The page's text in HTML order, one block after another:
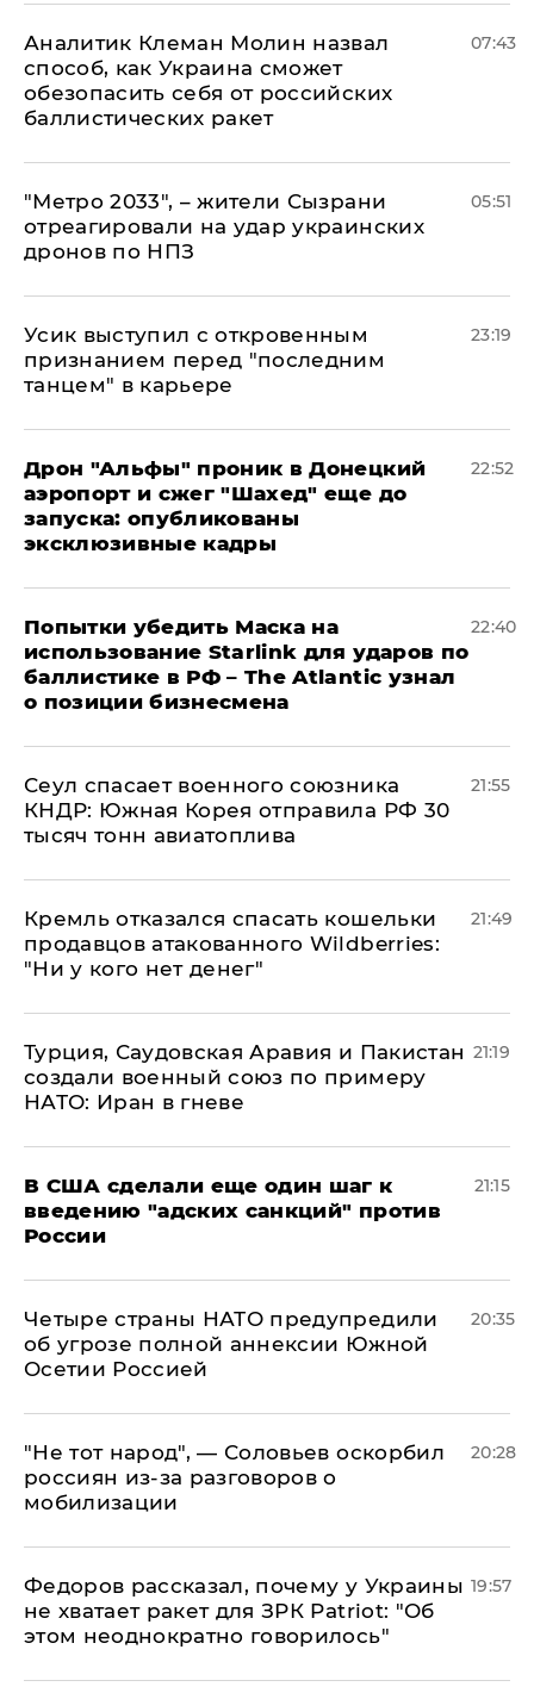
Аналитик Клеман Молин назвал
способ, как Украина сможет
обезопасить себя от российских
баллистических ракет
07:43
"Метро 2033", – жители Сызрани
отреагировали на удар украинских
дронов по НПЗ
05:51
Усик выступил с откровенным
признанием перед "последним
танцем" в карьере
23:19
Дрон "Альфы" проник в Донецкий
аэропорт и сжег "Шахед" еще до
запуска: опубликованы
эксклюзивные кадры
22:52
Попытки убедить Маска на
использование Starlink для ударов по
баллистике в РФ – The Atlantic узнал
о позиции бизнесмена
22:40
​Сеул спасает военного союзника
КНДР: Южная Корея отправила РФ 30
тысяч тонн авиатоплива
21:55
Кремль отказался спасать кошельки
продавцов атакованного Wildberries:
"Ни у кого нет денег"
21:49
Турция, Саудовская Аравия и Пакистан
создали военный союз по примеру
НАТО: Иран в гневе
21:19
В США сделали еще один шаг к
введению "адских санкций" против
России
21:15
Четыре страны НАТО предупредили
об угрозе полной аннексии Южной
Осетии Россией
20:35
​"Не тот народ", — Соловьев оскорбил
россиян из-за разговоров о
мобилизации
20:28
Федоров рассказал, почему у Украины
не хватает ракет для ЗРК Patriot: "Об
этом неоднократно говорилось"
19:57